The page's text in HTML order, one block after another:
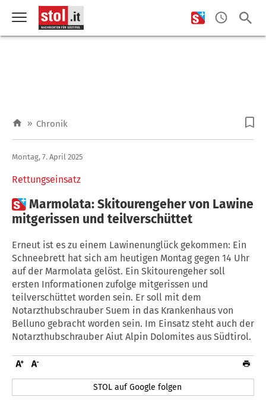
» Chronik
Rettungseinsatz
Montag, 7. April 2025
Marmolata: Skitourengeher von Lawine
mitgerissen und teilverschüttet
Erneut ist es zu einem Lawinenunglück gekommen: Ein
Schneebrett hat sich am heutigen Montag gegen 14 Uhr
auf der Marmolata gelöst. Ein Skitourengeher soll
ersten Informationen zufolge mitgerissen und
teilverschüttet worden sein. Er soll mit dem
Notarzthubschrauber Suem in das Krankenhaus von
Belluno gebracht worden sein. Im Einsatz steht auch der
Notarzthubschrauber Aiut Alpin Dolomites aus Südtirol.
STOL auf Google folgen